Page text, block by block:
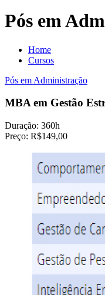
Pós em
Home
Cursos
Pós em Administração
MBA em Gestão
Duração: 360h
Preço: R$149,00